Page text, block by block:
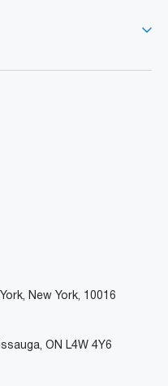
New York, 10016
ON L4W 4Y6